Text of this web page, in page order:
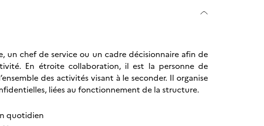
un chef de service ou un cadre décisionnaire afin de
En étroite collaboration, il est la personne de
des activités visant à le seconder. Il organise
liées au fonctionnement de la structure.
quotidien